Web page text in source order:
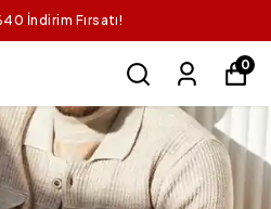
İndirim Fırsatı!
0